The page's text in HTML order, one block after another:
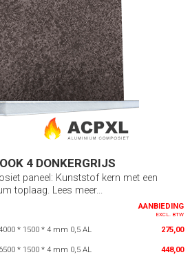
4 DONKERGRIJS
paneel: Kunststof kern met een
toplaag. Lees meer...
AANBIEDING
EXCL. BTW
* 1500 * 4 mm 0,5 AL 275,00
6500 * 1500 * 4 mm 0,5 AL 448,00